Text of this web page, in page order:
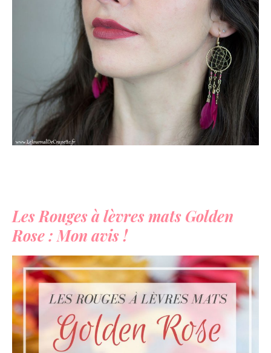
Les Rouges à lèvres mats Golden
Rose : Mon avis !